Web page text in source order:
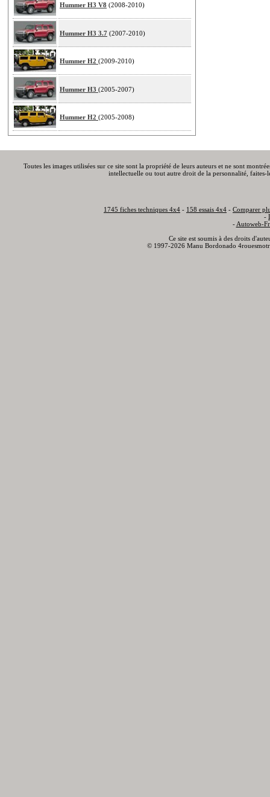
Hummer H3 V8 (2008-2010)
Hummer H3 3.7 (2007-2010)
Hummer H2 (2009-2010)
Hummer H3 (2005-2007)
Hummer H2 (2005-2008)
Toutes les images utilisées sur ce site sont la propriété de leurs auteurs et ne sont
intellectuelle ou tout autre droit de la personnalité,
1745 fiches techniques 4x4 - 158 essais 4x4 - Comparer
-
- Autoweb-
Ce site est soumis à des droits
© 1997-2026 Manu Bordonado